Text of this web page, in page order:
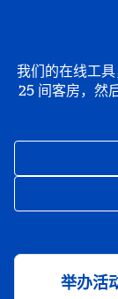
我们的在线工
25 间客房，然
举办活